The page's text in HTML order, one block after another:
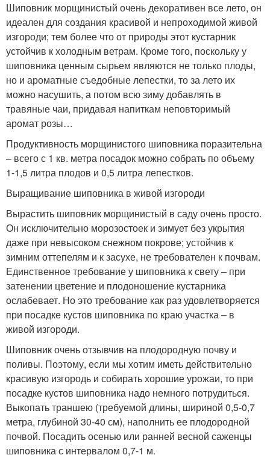
Шиповник морщинистый очень декоративен все лето, он
идеален для создания красивой и непроходимой живой
изгороди; тем более что от природы этот кустарник
устойчив к холодным ветрам. Кроме того, поскольку у
шиповника ценным сырьем являются не только плоды,
но и ароматные съедобные лепестки, то за лето их
можно насушить, а потом всю зиму добавлять в
травяные чаи, придавая напиткам неповторимый
аромат розы…
Продуктивность морщинистого шиповника поразительна
– всего с 1 кв. метра посадок можно собрать по объему
1-1,5 литра плодов и 0,5 литра лепестков.
Выращивание шиповника в живой изгороди
Вырастить шиповник морщинистый в саду очень просто.
Он исключительно морозостоек и зимует без укрытия
даже при невысоком снежном покрове; устойчив к
зимним оттепелям и к засухе, не требователен к почвам.
Единственное требование у шиповника к свету – при
затенении цветение и плодоношение кустарника
ослабевает. Но это требование как раз удовлетворяется
при посадке кустов шиповника по краю участка – в
живой изгороди.
Шиповник очень отзывчив на плодородную почву и
поливы. Поэтому, если мы хотим иметь действительно
красивую изгородь и собирать хорошие урожаи, то при
посадке кустов шиповника надо немного потрудиться.
Выкопать траншею (требуемой длины, шириной 0,5-0,7
метра, глубиной 30-40 см), наполнить ее плодородной
почвой. Посадить осенью или ранней весной саженцы
шиповника с интервалом 0,7-1 м.